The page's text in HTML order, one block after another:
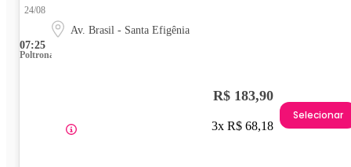
07:25
24/08
Av. Brasil - Santa Efigênia
Poltrona
R$ 183,90
3x R$ 68,18
Selecionar